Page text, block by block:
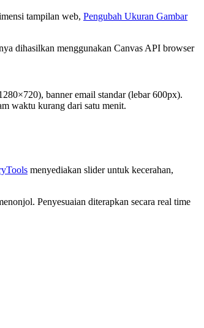
tampilan web, Pengubah Ukuran Gambar
dihasilkan menggunakan Canvas API browser
banner email standar (lebar 600px).
waktu kurang dari satu menit.
menyediakan slider untuk kecerahan,
Penyesuaian diterapkan secara real time